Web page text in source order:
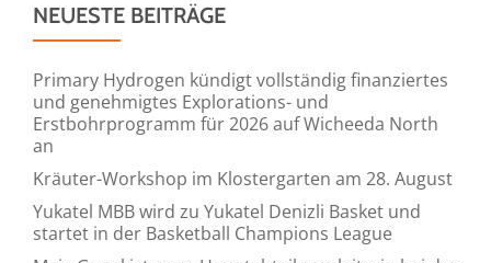
NEUESTE BEITRÄGE
Primary Hydrogen kündigt vollständig finanziertes
und genehmigtes Explorations- und
Erstbohrprogramm für 2026 auf Wicheeda North
an
Kräuter-Workshop im Klostergarten am 28. August
Yukatel MBB wird zu Yukatel Denizli Basket und
startet in der Basketball Champions League